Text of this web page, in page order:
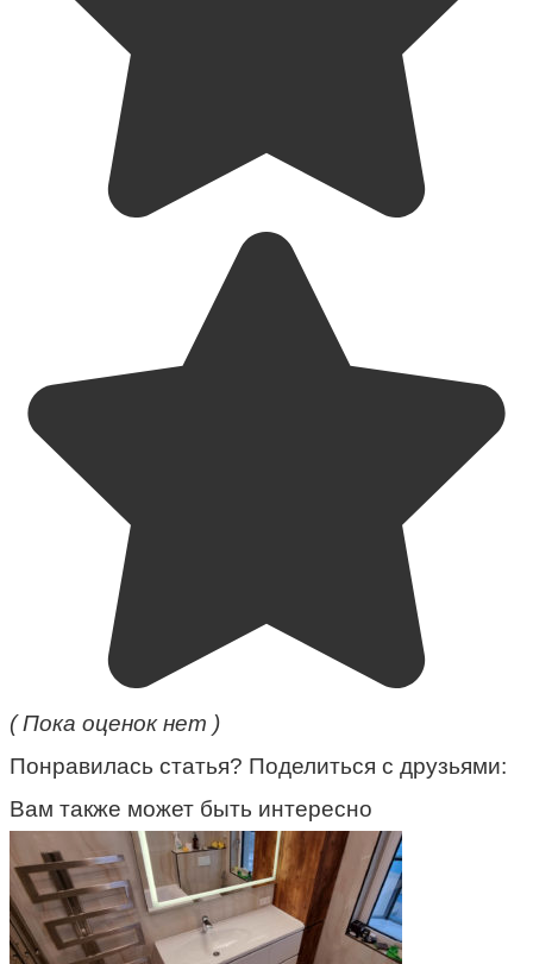
( Пока оценок нет )
Понравилась статья? Поделиться с друзьями:
Вам также может быть интересно